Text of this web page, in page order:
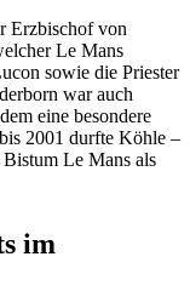
Erzbischof von
Le Mans
sowie die Priester
war auch
eine besondere
2001 durfte Köhle –
Bistum Le Mans als
im